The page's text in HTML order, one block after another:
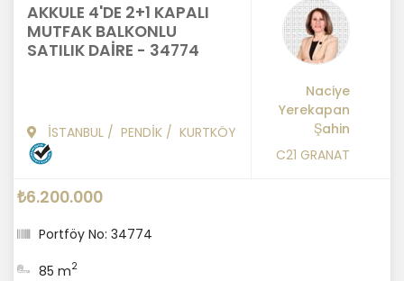
AKKULE 4'DE 2+1 KAPALI
MUTFAK BALKONLU
SATILIK DAİRE - 34774
İSTANBUL / PENDİK / KURTKÖY
Naciye
Yerekapan
Şahin
C21 GRANAT
₺6.200.000
Portföy No: 34774
85 m2